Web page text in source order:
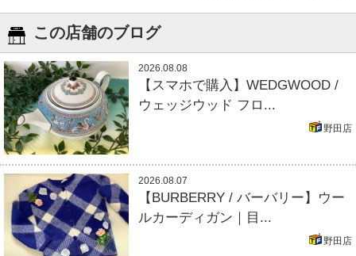
この店舗のブログ
2026.08.08
【スマホで購入】WEDGWOOD /
ウェッジウッド フロ...
野田店
2026.08.07
【BURBERRY / バーバリー】ウー
ルカーディガン｜目...
野田店